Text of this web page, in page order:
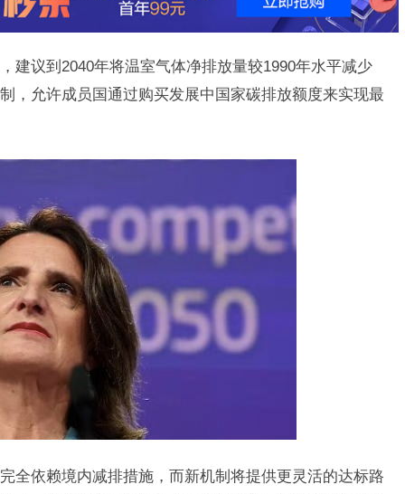
建议到2040年将温室气体净排放量较1990年水平减少
，允许成员国通过购买发展中国家碳排放额度来实现最
全依赖境内减排措施，而新机制将提供更灵活的达标路